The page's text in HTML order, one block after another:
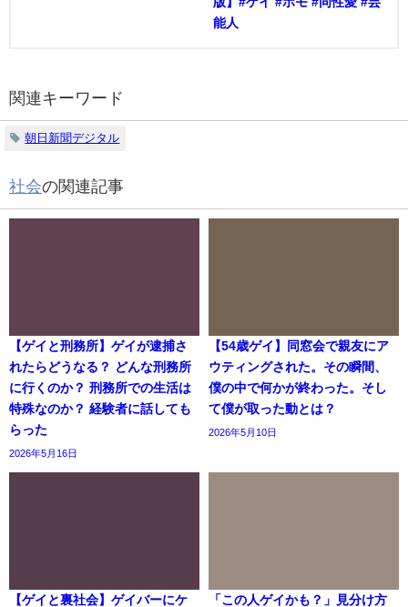
能人
関連キーワード
朝日新聞デジタル
社会の関連記事
【ゲイと刑務所】ゲイが逮捕さ
れたらどうなる？ どんな刑務所
に行くのか？ 刑務所での生活は
特殊なのか？ 経験者に話しても
らった
2026年5月16日
【54歳ゲイ】同窓会で親友にア
ウティングされた。その瞬間、
僕の中で何かが終わった。そし
て僕が取った動とは？
2026年5月10日
【ゲイと裏社会】ゲイバーにケ
「この人ゲイかも？」見分け方